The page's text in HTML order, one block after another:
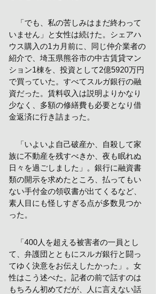
「でも、私の苦しみはまだ終わって
いません」と女性は続けた。シェアハ
ウス購入の1カ月前に、同じ仲介業者の
紹介で、埼玉県熊谷市の中古賃貸マン
ション1棟を、投資として2億5920万円
で買っていた。すべてスルガ銀行の融
資だった。賃料収入は説明よりかなり
少なく、多額の修繕費も必要となり借
金返済に行き詰まった。
「いよいよ自己破産か、自殺して家
族に不動産を残すべきか、夜も眠れぬ
日々を過ごしました」。銀行に融資書
類の開示を求めたところ、払ってもい
ない手付金の領収書が出てくるなど、
素人目にも怪しすぎる点が多数見つか
った。
「400人を超える被害者の一員とし
て、弁護団とともにスルガ銀行と闘っ
てゆく決意をお伝えしたかった」。女
性はこう述べた。記者の前で話すのは
もちろん初めてだが、人に言えない話